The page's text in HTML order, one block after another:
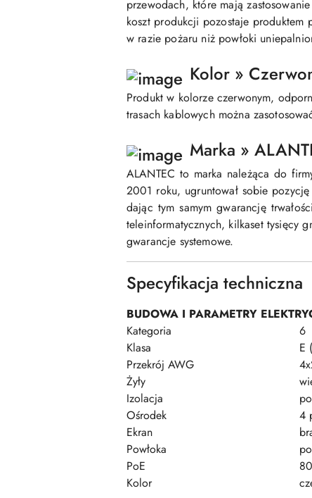
przewodach, które mają
koszt produkcji pozostaje produktem
w razie pożaru niż powłoki
Kolor »
Produkt w kolorze czerwonym,
trasach kablowych można
Marka »
ALANTEC to marka należąca do
2001 roku, ugruntował sobie
dając tym samym gwarancję
teleinformatycznych, kilkaset tysięcy
gwarancje systemowe.
Specyfikacja techniczna
BUDOWA I PARAMETRY
Kategoria
6
Klasa
E
Przekrój AWG
Żyły
Izolacja
Ośrodek
4
Ekran
Powłoka
PoE
Kolor